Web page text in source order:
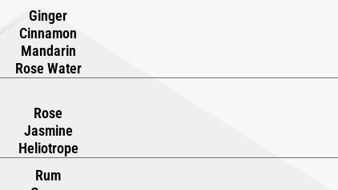
Ginger
Cinnamon
Mandarin
Rose Water
Rose
Jasmine
Heliotrope
Rum